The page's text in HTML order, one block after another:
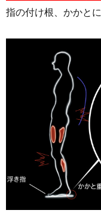
指の付け根、かかとに